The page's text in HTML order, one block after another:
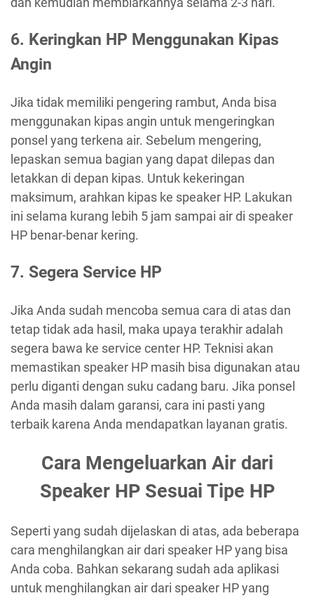
6. Keringkan HP Menggunakan Kipas
Angin
Jika tidak memiliki pengering rambut, Anda bisa
menggunakan kipas angin untuk mengeringkan
ponsel yang terkena air. Sebelum mengering,
lepaskan semua bagian yang dapat dilepas dan
letakkan di depan kipas. Untuk kekeringan
maksimum, arahkan kipas ke speaker HP. Lakukan
ini selama kurang lebih 5 jam sampai air di speaker
HP benar-benar kering.
7. Segera Service HP
Jika Anda sudah mencoba semua cara di atas dan
tetap tidak ada hasil, maka upaya terakhir adalah
segera bawa ke service center HP. Teknisi akan
memastikan speaker HP masih bisa digunakan atau
perlu diganti dengan suku cadang baru. Jika ponsel
Anda masih dalam garansi, cara ini pasti yang
terbaik karena Anda mendapatkan layanan gratis.
Cara Mengeluarkan Air dari
Speaker HP Sesuai Tipe HP
Seperti yang sudah dijelaskan di atas, ada beberapa
cara menghilangkan air dari speaker HP yang bisa
Anda coba. Bahkan sekarang sudah ada aplikasi
untuk menghilangkan air dari speaker HP yang